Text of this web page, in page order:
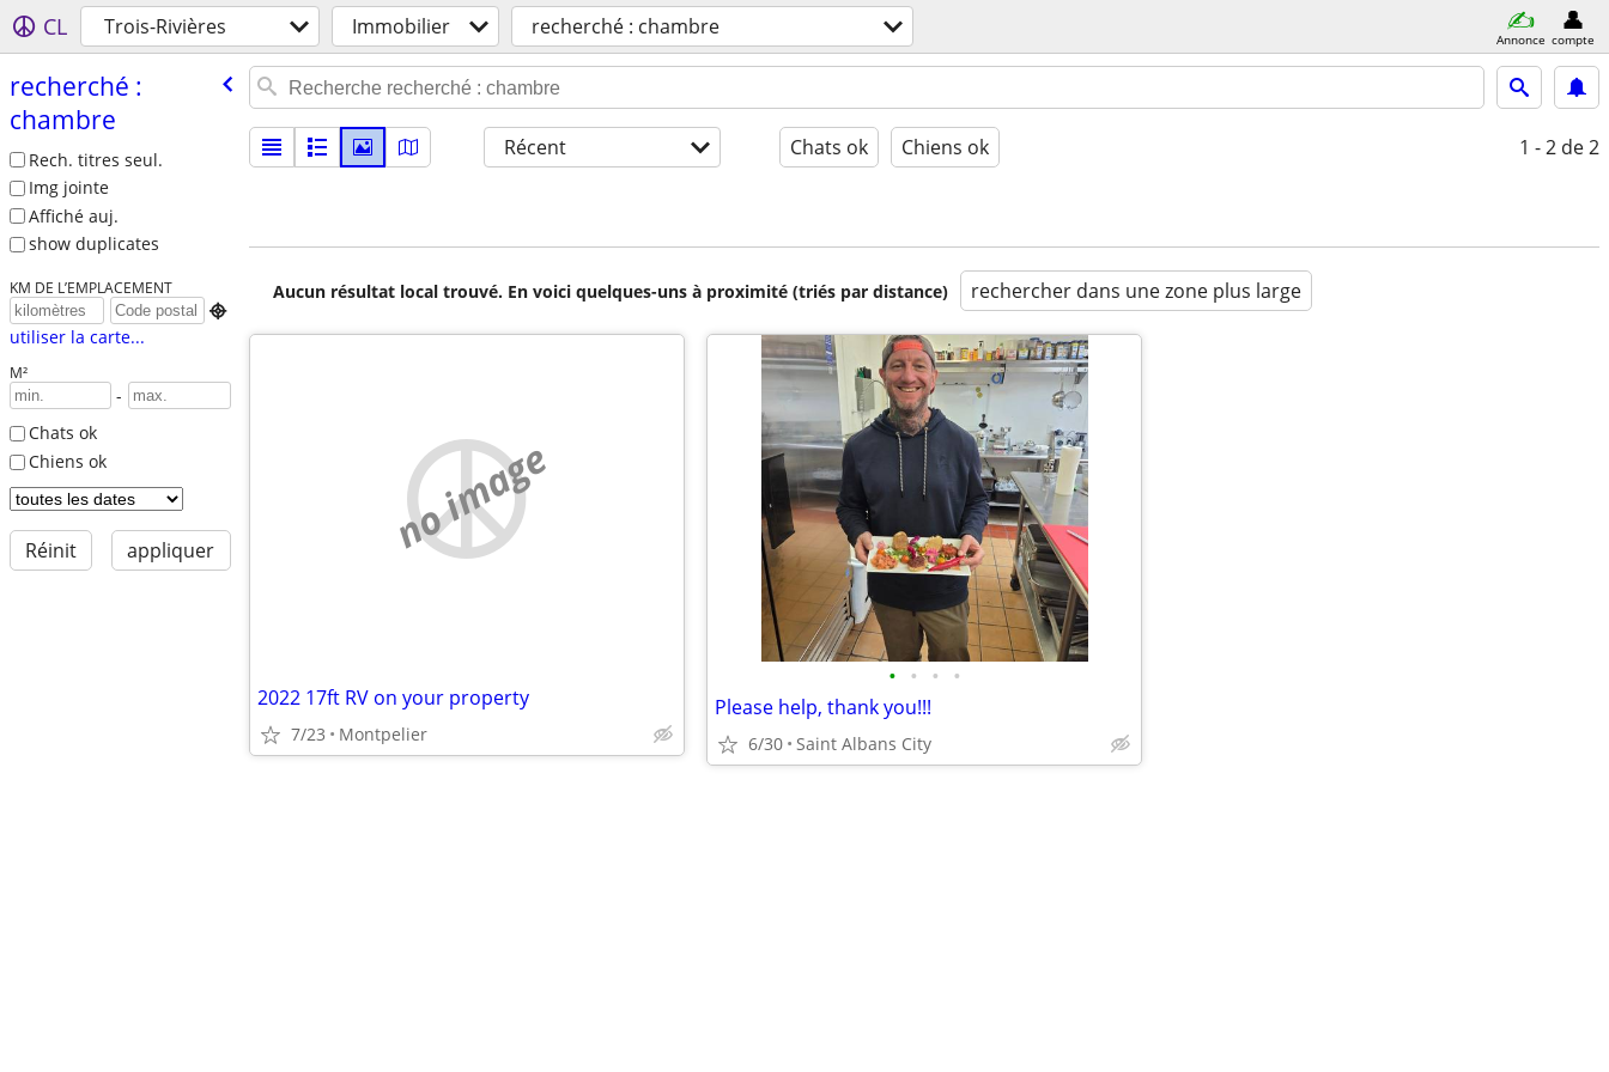
CL Trois-Rivières Immobilier recherché : chambre Annonce compte
recherché :
chambre
Rech. titres seul.
Img jointe
Affiché auj.
show duplicates
KM DE L’EMPLACEMENT

utiliser la carte...
M²
-
Chats ok
Chiens ok
Réinit appliquer
Récent Chats ok Chiens ok 1 - 2 de 2
Aucun résultat local trouvé. En voici quelques-uns à proximité (triés par distance) rechercher dans une zone plus large
no image
2022 17ft RV on your property
7/23 Montpelier
• • • •
Please help, thank you!!!
6/30 Saint Albans City